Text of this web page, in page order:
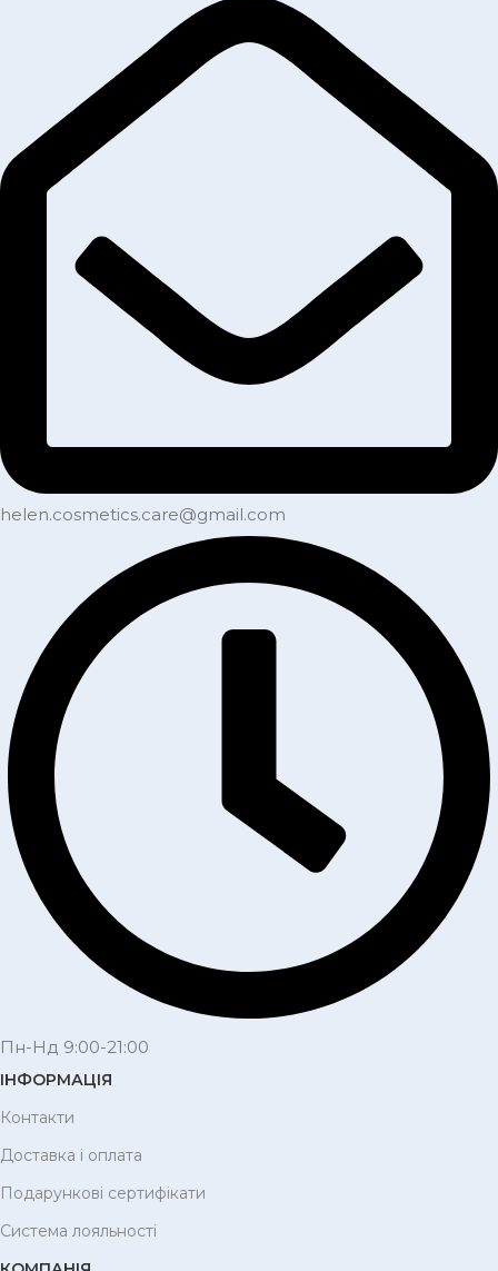
helen.cosmetics.care@gmail.com
Пн-Нд 9:00-21:00
ІНФОРМАЦІЯ
Контакти
Доставка і оплата
Подарункові сертифікати
Система лояльності